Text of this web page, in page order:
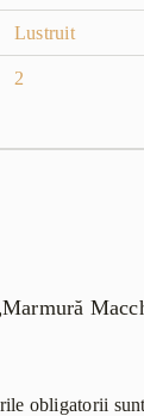
Lustruit
2
obligatorii